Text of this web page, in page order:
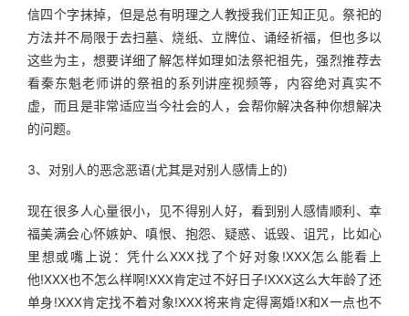
信四个字抹掉，但是总有明理之人教授我们正知正见。祭祀的
方法并不局限于去扫墓、烧纸、立牌位、诵经祈福，但也多以
这些为主，想要详细了解怎样如理如法祭祀祖先，强烈推荐去
看秦东魁老师讲的祭祖的系列讲座视频等，内容绝对真实不
虚，而且是非常适应当今社会的人，会帮你解决各种你想解决
的问题。
3、对别人的恶念恶语(尤其是对别人感情上的)
现在很多人心量很小，见不得别人好，看到别人感情顺利、幸
福美满会心怀嫉妒、嗔恨、抱怨、疑惑、诋毁、诅咒，比如心
里想或嘴上说：凭什么XXX找了个好对象!XXX怎么能看上
他!XXX也不怎么样啊!XXX肯定过不好日子!XXX这么大年龄了还
单身!XXX肯定找不着对象!XXX将来肯定得离婚!X和X一点也不